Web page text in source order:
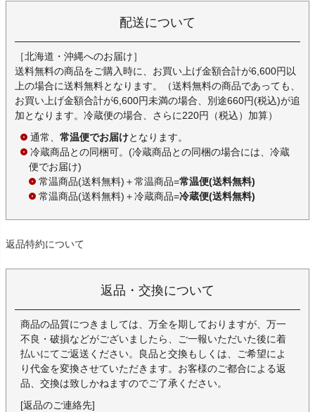
配送について
［北海道・沖縄へのお届け］
送料無料の商品をご購入時に、お買い上げ金額合計が6,600円以
上の場合に送料無料となります。（送料無料の商品であっても、
お買い上げ金額合計が6,600円未満の場合、別途660円(税込)が追
加となります。冷蔵便の場合、さらに220円（税込）加算）
通常、 常温便でお届けとなります。
冷蔵商品との同梱可。(冷蔵商品との同梱の場合には、冷蔵
便でお届け)
常温商品(送料無料)＋常温商品=常温便(送料無料)
常温商品(送料無料)＋冷蔵商品=冷蔵便(送料無料)
返品特約について
返品・交換について
商品の品質につきましては、万全を期しておりますが、万一
不良・破損などがございましたら、ご一報いただいた後に着
払いにてご返送ください。良品と交換もしくは、ご希望によ
り代金を変換させていただきます。お客様のご都合による返
品、交換は致しかねますのでご了承ください。
[返品のご連絡先]